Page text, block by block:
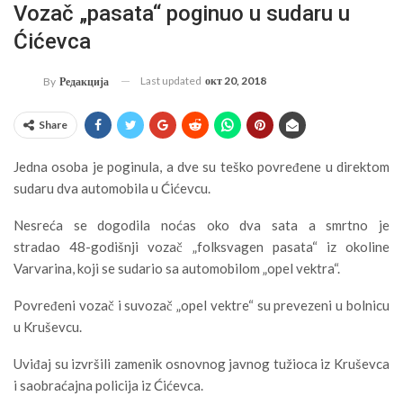
Vozač „pasata“ poginuo u sudaru u
Ćićevca
By Редакција Last updated окт 20, 2018
Share
Jedna osoba je poginula, a dve su teško povređene u direktom
sudaru dva automobila u Ćićevcu.
Nesreća se dogodila noćas oko dva sata a smrtno je
stradao 48-godišnji vozač „folksvagen pasata“ iz okoline
Varvarina, koji se sudario sa automobilom „opel vektra“.
Povređeni vozač i suvozač „opel vektre“ su prevezeni u bolnicu
u Kruševcu.
Uviđaj su izvršili zamenik osnovnog javnog tužioca iz Kruševca
i saobraćajna policija iz Ćićevca.